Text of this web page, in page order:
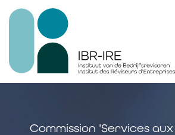
Commission 'Services